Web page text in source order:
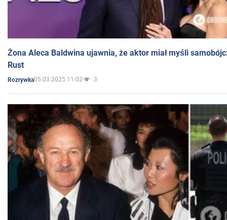
Żona Aleca Baldwina ujawnia, że aktor miał myśli
Rust
Rozrywka05.03.2025 11:02 3